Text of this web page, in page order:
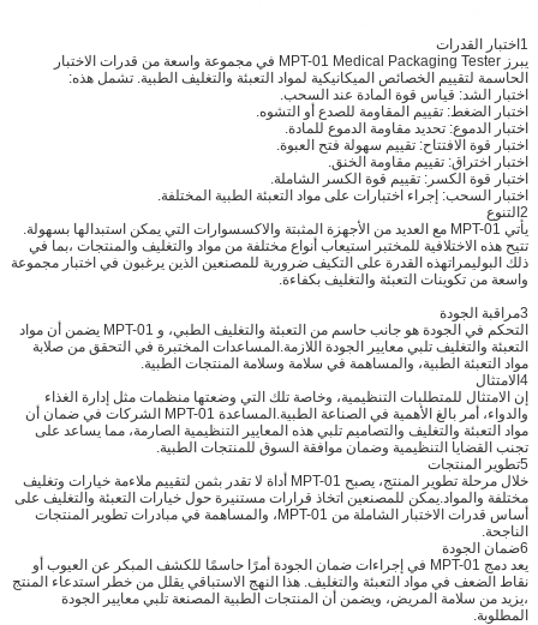
1اختبار القدرات
يبرز MPT-01 Medical Packaging Tester في مجموعة واسعة من قدرات الاختبار
الحاسمة لتقييم الخصائص الميكانيكية لمواد التعبئة والتغليف الطبية. تشمل هذه:
اختبار الشد: قياس قوة المادة عند السحب.
اختبار الضغط: تقييم المقاومة للصدع أو التشوه.
اختبار الدموع: تحديد مقاومة الدموع للمادة.
اختبار قوة الافتتاح: تقييم سهولة فتح العبوة.
اختبار اختراق: تقييم مقاومة الخنق.
اختبار قوة الكسر: تقييم قوة الكسر الشاملة.
اختبار السحب: إجراء اختبارات على مواد التعبئة الطبية المختلفة.
2التنوع
يأتي MPT-01 مع العديد من الأجهزة المثبتة والاكسسوارات التي يمكن استبدالها بسهولة.
تتيح هذه الاختلافية للمختبر استيعاب أنواع مختلفة من مواد والتغليف والمنتجات ،بما في
ذلك البوليمراتهذه القدرة على التكيف ضرورية للمصنعين الذين يرغبون في اختبار مجموعة
واسعة من تكوينات التعبئة والتغليف بكفاءة.
3مراقبة الجودة
التحكم في الجودة هو جانب حاسم من التعبئة والتغليف الطبي، و MPT-01 يضمن أن مواد
التعبئة والتغليف تلبي معايير الجودة اللازمة.المساعدات المختبرة في التحقق من صلابة
مواد التعبئة الطبية، والمساهمة في سلامة وسلامة المنتجات الطبية.
4الامتثال
إن الامتثال للمتطلبات التنظيمية، وخاصة تلك التي وضعتها منظمات مثل إدارة الغذاء
والدواء، أمر بالغ الأهمية في الصناعة الطبية.المساعدة MPT-01 الشركات في ضمان أن
مواد التعبئة والتغليف والتصاميم تلبي هذه المعايير التنظيمية الصارمة، مما يساعد على
تجنب القضايا التنظيمية وضمان موافقة السوق للمنتجات الطبية.
5تطوير المنتجات
خلال مرحلة تطوير المنتج، يصبح MPT-01 أداة لا تقدر بثمن لتقييم ملاءمة خيارات وتغليف
مختلفة والمواد.يمكن للمصنعين اتخاذ قرارات مستنيرة حول خيارات التعبئة والتغليف على
أساس قدرات الاختبار الشاملة من MPT-01، والمساهمة في مبادرات تطوير المنتجات
الناجحة.
6ضمان الجودة
يعد دمج MPT-01 في إجراءات ضمان الجودة أمرًا حاسمًا للكشف المبكر عن العيوب أو
نقاط الضعف في مواد التعبئة والتغليف. هذا النهج الاستباقي يقلل من خطر استدعاء المنتج
،يزيد من سلامة المريض، ويضمن أن المنتجات الطبية المصنعة تلبي معايير الجودة
المطلوبة.